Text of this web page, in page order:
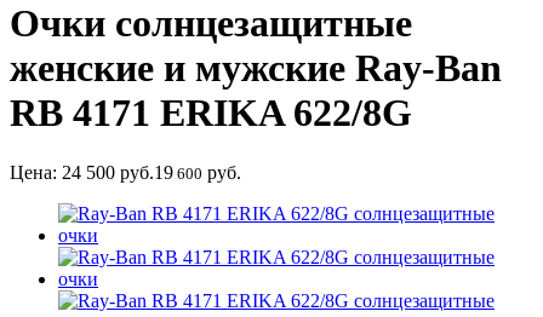
Очки солнцезащитные
женские и мужские Ray-Ban
RB 4171 ERIKA 622/8G
Цена: 24 500 руб.19 600 руб.